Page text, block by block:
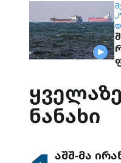
ᲜᲐᲜᲐᲮᲘ
აშშ-მა